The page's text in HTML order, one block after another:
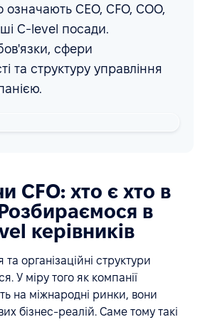
CEO, CFO, COO,
C-level посади.
сфери
та структуру управління
CFO: хто є хто в
в
керівників
та організаційні структури
У міру того як компанії
на міжнародні ринки, вони
бізнес-реалій. Саме тому такі